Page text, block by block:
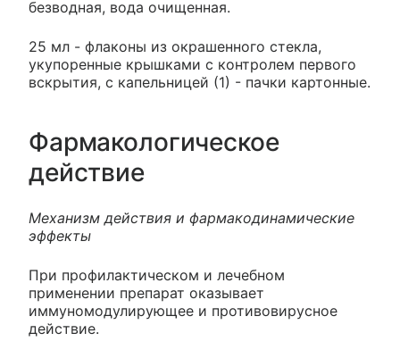
безводная, вода очищенная.
25 мл - флаконы из окрашенного стекла,
укупоренные крышками с контролем первого
вскрытия, c капельницей (1) - пачки картонные.
Фармакологическое
действие
Механизм действия и фармакодинамические
эффекты
При профилактическом и лечебном
применении препарат оказывает
иммуномодулирующее и противовирусное
действие.